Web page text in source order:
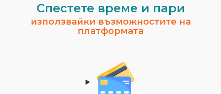
Спестeте време и пари
използвайки възможностите на
платформата